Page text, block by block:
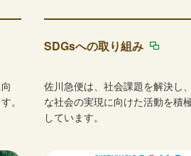
。
SDGsへの取り組み
佐川急便は、社会課題を解決し
な社会の実現に向けた活動を積
しています。